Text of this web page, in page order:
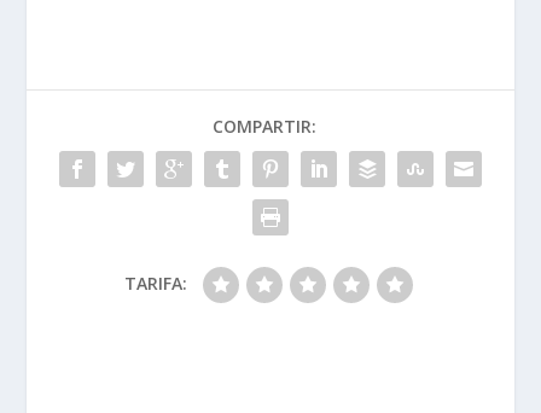
COMPARTIR:
TARIFA: